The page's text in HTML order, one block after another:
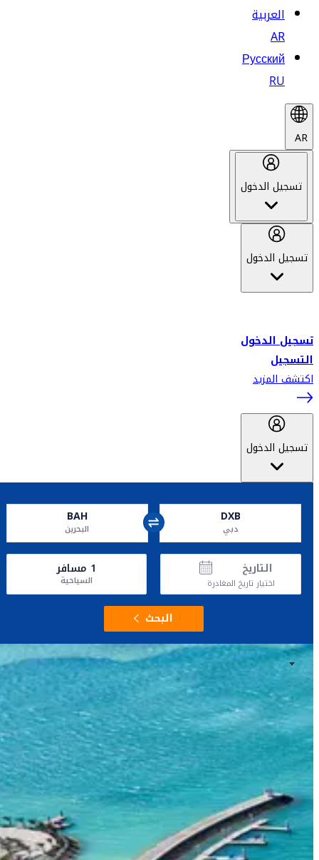
العربية
AR
Русский
RU
AR
تسجيل الدخول
تسجيل الدخول
تسجيل الدخول
التسجيل
اكتشف المزيد
تسجيل الدخول
DXB
دبي
BAH
البحرين
التاريخ
اختيار تاريخ المغادرة
1 مسافر
السياحية
البحث